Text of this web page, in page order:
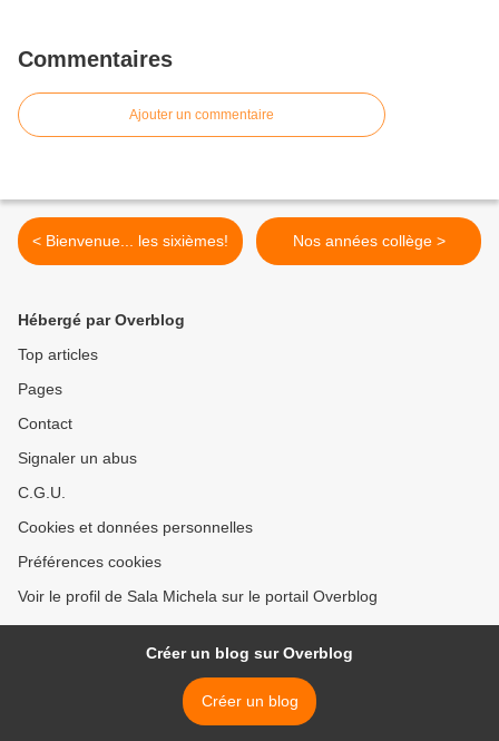
Commentaires
Ajouter un commentaire
< Bienvenue... les sixièmes! Nos années collège >
Hébergé par Overblog
Top articles
Pages
Contact
Signaler un abus
C.G.U.
Cookies et données personnelles
Préférences cookies
Voir le profil de Sala Michela sur le portail Overblog
Créer un blog sur Overblog
Créer un blog